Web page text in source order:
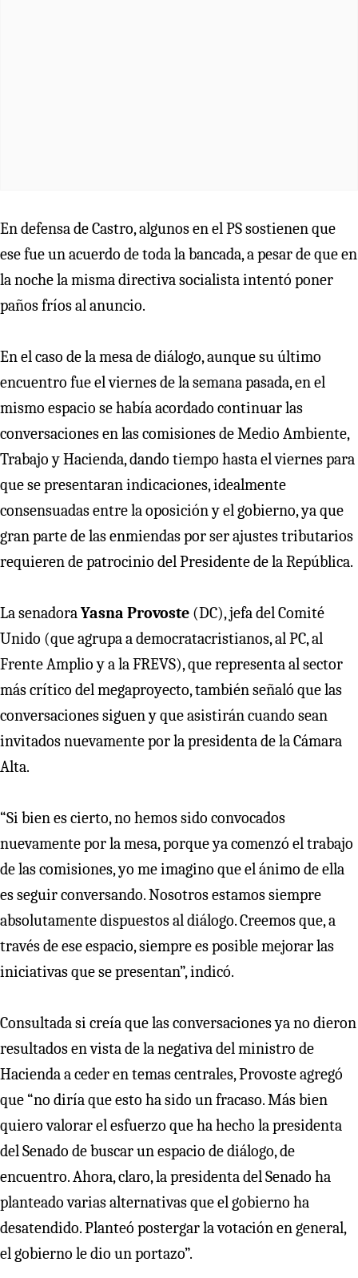
En defensa de Castro, algunos en el PS sostienen que
ese fue un acuerdo de toda la bancada, a pesar de que en
la noche la misma directiva socialista intentó poner
paños fríos al anuncio.
En el caso de la mesa de diálogo, aunque su último
encuentro fue el viernes de la semana pasada, en el
mismo espacio se había acordado continuar las
conversaciones en las comisiones de Medio Ambiente,
Trabajo y Hacienda, dando tiempo hasta el viernes para
que se presentaran indicaciones, idealmente
consensuadas entre la oposición y el gobierno, ya que
gran parte de las enmiendas por ser ajustes tributarios
requieren de patrocinio del Presidente de la República.
La senadoraYasna Provoste (DC), jefa del Comité
Unido (que agrupa a democratacristianos, al PC, al
Frente Amplio y a la FREVS), que representa al sector
más crítico del megaproyecto, también señaló que las
conversaciones siguen y que asistirán cuando sean
invitados nuevamente por la presidenta de la Cámara
Alta.
“Si bien es cierto, no hemos sido convocados
nuevamente por la mesa, porque ya comenzó el trabajo
de las comisiones, yo me imagino que el ánimo de ella
es seguir conversando. Nosotros estamos siempre
absolutamente dispuestos al diálogo. Creemos que, a
través de ese espacio, siempre es posible mejorar las
iniciativas que se presentan”, indicó.
Consultada si creía que las conversaciones ya no dieron
resultados en vista de la negativa del ministro de
Hacienda a ceder en temas centrales, Provoste agregó
que “no diría que esto ha sido un fracaso. Más bien
quiero valorar el esfuerzo que ha hecho la presidenta
del Senado de buscar un espacio de diálogo, de
encuentro. Ahora, claro, la presidenta del Senado ha
planteado varias alternativas que el gobierno ha
desatendido. Planteó postergar la votación en general,
el gobierno le dio un portazo”.